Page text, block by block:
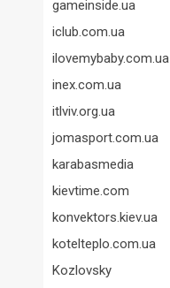
gameinside.ua
iclub.com.ua
ilovemybaby.com.ua
inex.com.ua
itlviv.org.ua
jomasport.com.ua
karabasmedia
kievtime.com
konvektors.kiev.ua
kotelteplo.com.ua
Kozlovsky